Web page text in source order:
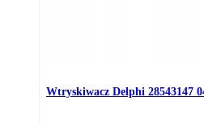
Wtryskiwacz Delphi 28543147